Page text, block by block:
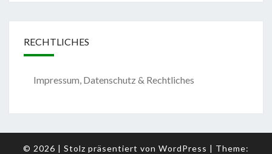
RECHTLICHES
Impressum, Datenschutz & Rechtliches
© 2026 | Stolz präsentiert von WordPress | Theme: